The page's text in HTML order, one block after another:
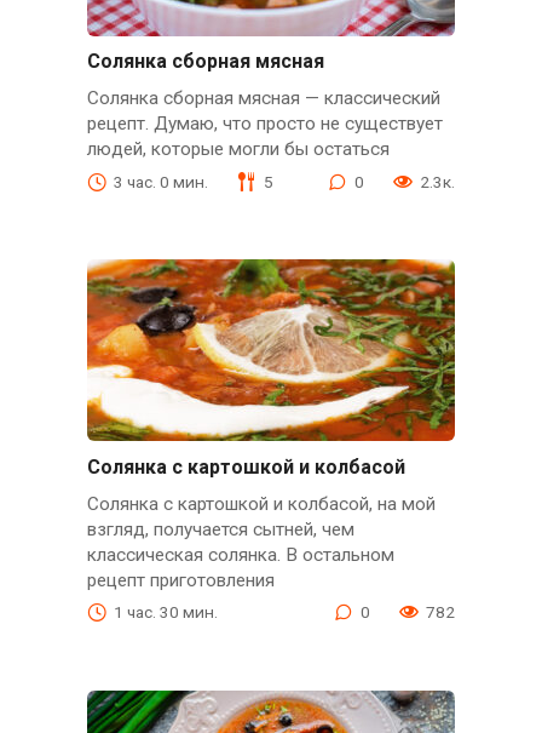
Солянка сборная мясная
Солянка сборная мясная — классический
рецепт. Думаю, что просто не существует
людей, которые могли бы остаться
3 час. 0 мин. 5 0 2.3к.
Солянка с картошкой и колбасой
Солянка с картошкой и колбасой, на мой
взгляд, получается сытней, чем
классическая солянка. В остальном
рецепт приготовления
1 час. 30 мин. 0 782